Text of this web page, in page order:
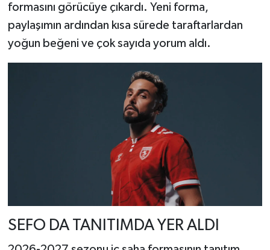
formasını görücüye çıkardı. Yeni forma,
paylaşımın ardından kısa sürede taraftarlardan
yoğun beğeni ve çok sayıda yorum aldı.
SEFO DA TANITIMDA YER ALDI